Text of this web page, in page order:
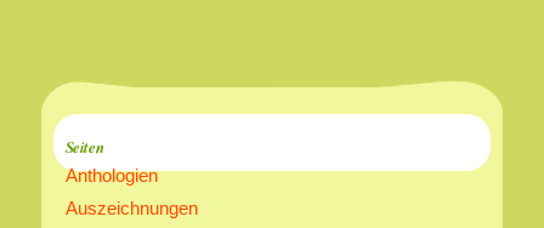
Seiten
Anthologien
Auszeichnungen